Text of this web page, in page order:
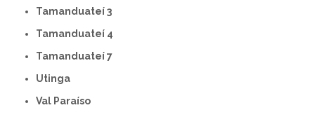
Tamanduateí 3
Tamanduateí 4
Tamanduateí 7
Utinga
Val Paraíso